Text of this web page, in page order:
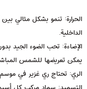
الداخلية.
الإضاءة: تحب الضوء الجيد
يمكن تعريضها للشمس
الري: تحتاج ري غزير في موسم